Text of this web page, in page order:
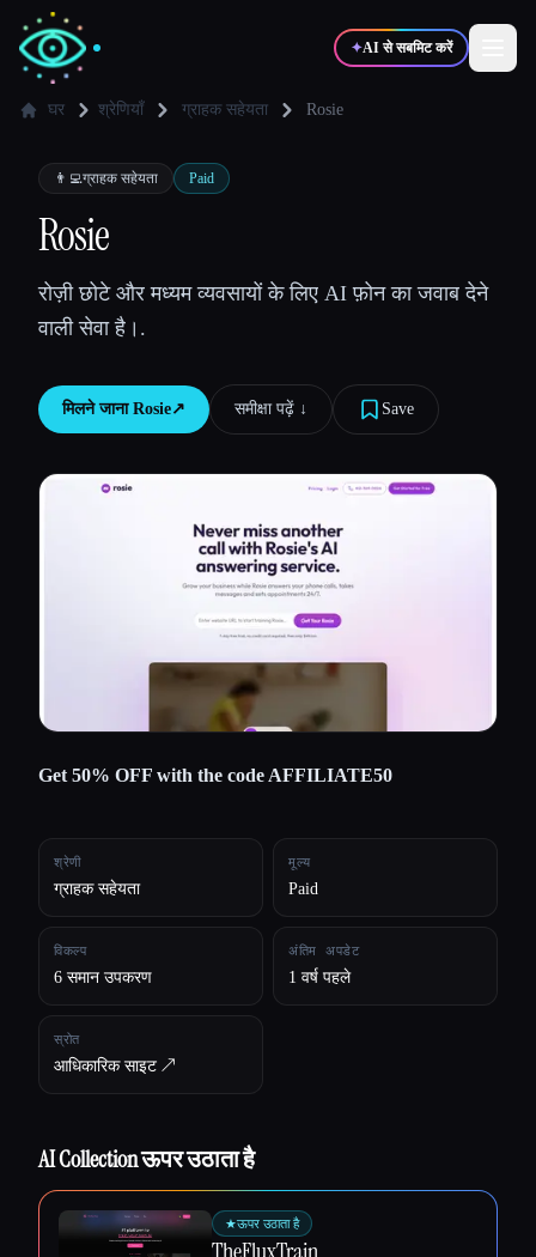
✦AI से सबमिट करें
✍️लेखक
💻
🎓 विद्यार्थी
Esc
घर श्रेणियाँ ग्राहक सहेयता Rosie
👨‍💻ग्राहक सहेयता Paid
Rosie
रोज़ी छोटे और मध्यम व्यवसायों के लिए AI फ़ोन का जवाब देने
वाली सेवा है।.
मिलने जाना Rosie↗︎ समीक्षा पढ़ें ↓︎ Save
Get 50% OFF with the code AFFILIATE50
श्रेणी
ग्राहक सहेयता
मूल्य
Paid
विकल्प
6 समान उपकरण
अंतिम अपडेट
1 वर्ष पहले
स्रोत
आधिकारिक साइट ↗︎
AI Collection ऊपर उठाता है
★ऊपर उठाता है